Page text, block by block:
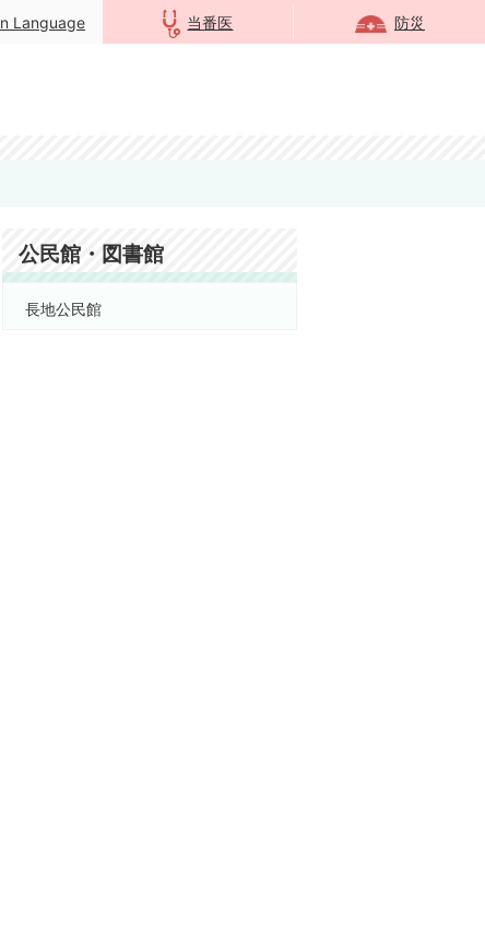
Language 当番医 防災
公民館・図書館
長地公民館